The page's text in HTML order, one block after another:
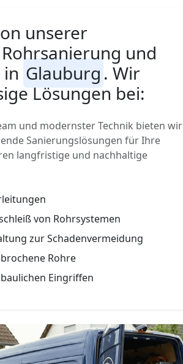
unserer
und
Glauburg . Wir
Lösungen bei:
und modernster Technik bieten wir
Sanierungslösungen für Ihre
langfristige und nachhaltige
von Rohrsystemen
zur Schadenvermeidung
Rohre
Eingriffen